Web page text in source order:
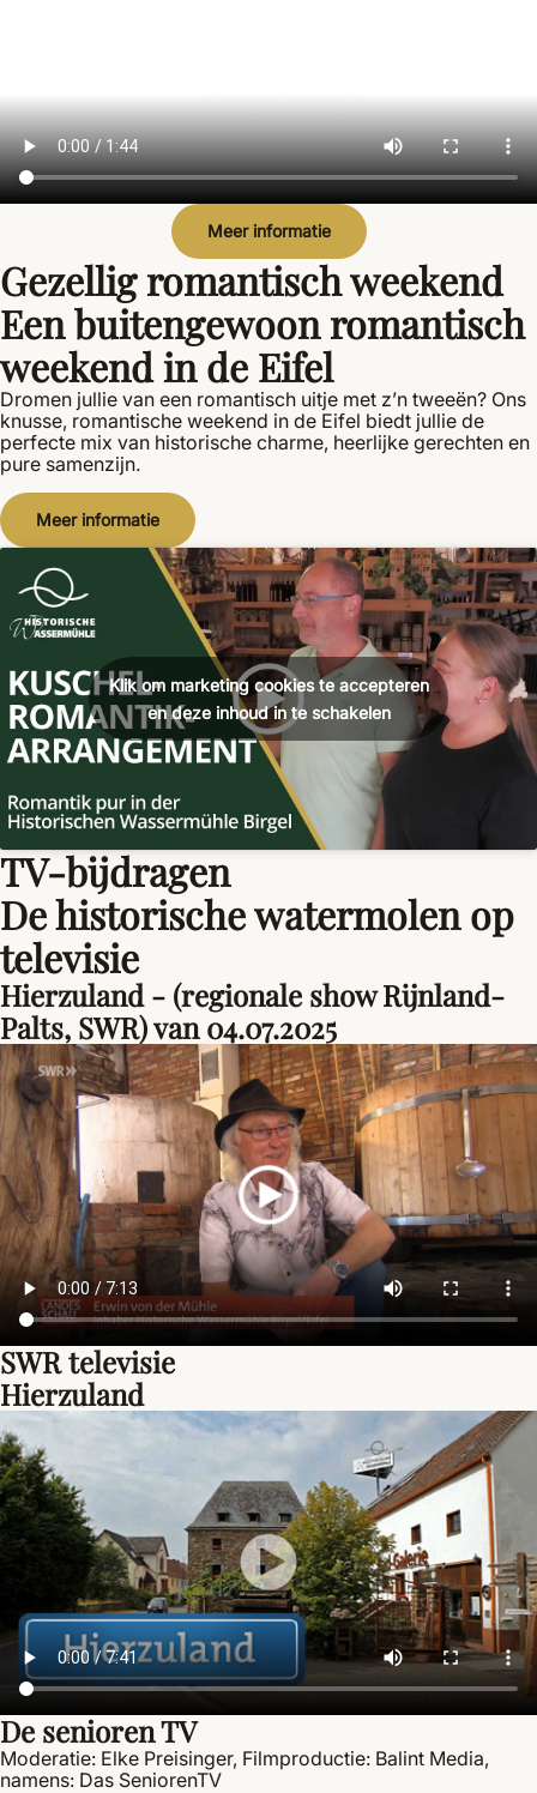
Meer informatie
Gezellig romantisch weekend
Een buitengewoon romantisch
weekend in de Eifel
Dromen jullie van een romantisch uitje met z’n tweeën? Ons
knusse, romantische weekend in de Eifel biedt jullie de
perfecte mix van historische charme, heerlijke gerechten en
pure samenzijn.
Meer informatie
Klik om marketing cookies te accepteren
en deze inhoud in te schakelen
TV-bijdragen
De historische watermolen op
televisie
Hierzuland - (regionale show Rijnland-
Palts, SWR) van 04.07.2025
SWR televisie
Hierzuland
De senioren TV
Moderatie: Elke Preisinger, Filmproductie: Balint Media,
namens: Das SeniorenTV